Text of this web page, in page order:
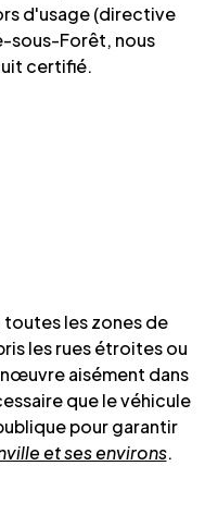
d'usage (directive
sous-Forêt, nous
certifié.
les zones de
les rues étroites ou
aisément dans
que le véhicule
pour garantir
et ses environs.